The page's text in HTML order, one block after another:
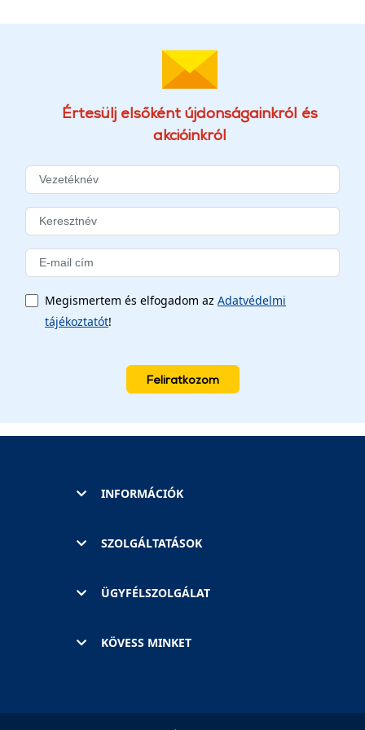
Értesülj elsőként újdonságainkról és
akcióinkról
Megismertem és elfogadom az Adatvédelmi
tájékoztatót!
Feliratkozom
INFORMÁCIÓK
SZOLGÁLTATÁSOK
ÜGYFÉLSZOLGÁLAT
KÖVESS MINKET